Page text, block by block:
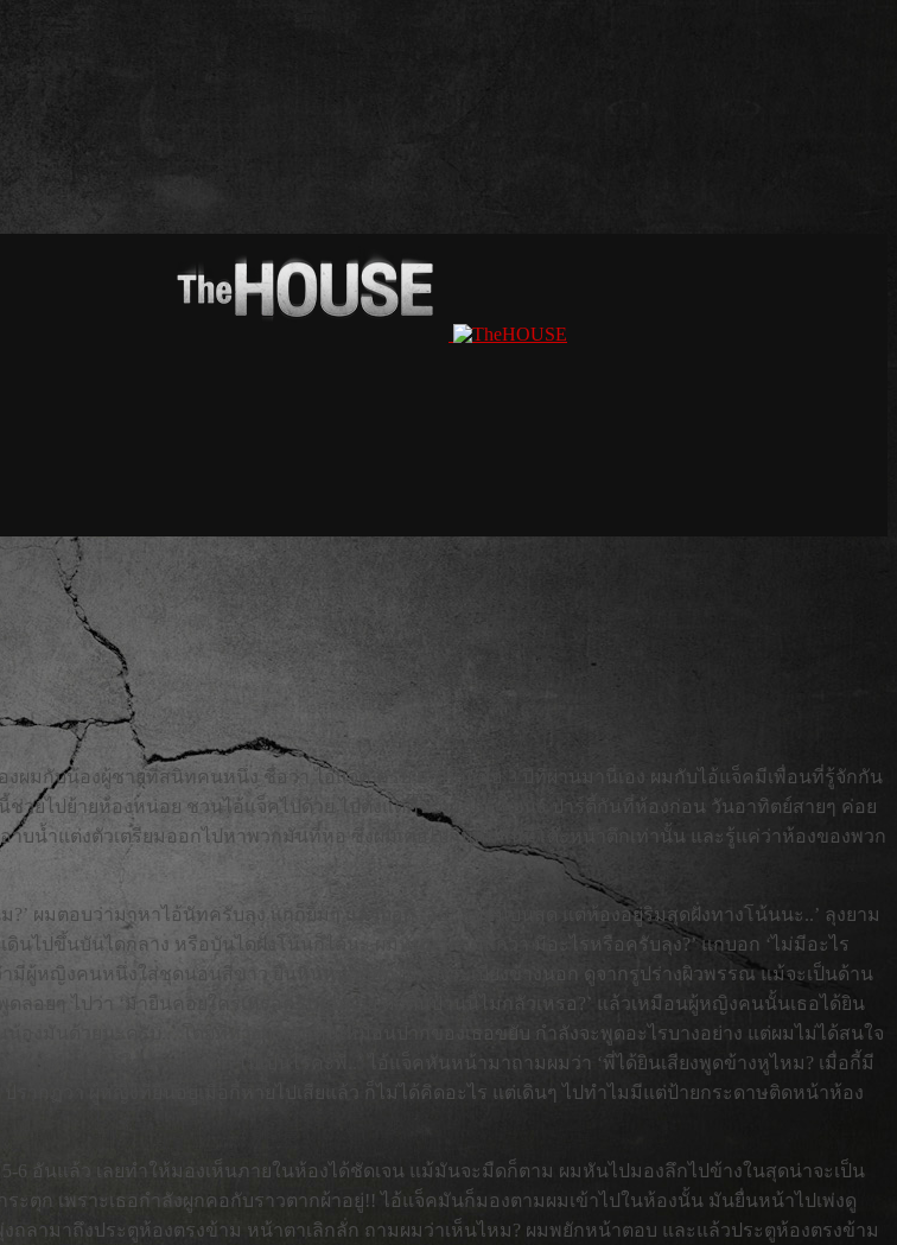
ผมกับน้องผู้ชายที่สนิทคนหนึ่ง ชื่อว่า ไอ้แจ็ค ครับ เกิดขึ้นเมื่อ 3 ปีที่ผ่านมานี่เอง ผมกับไอ้แจ็คมีเพื่อนที่รู้จักกัน
ยไปย้ายห้องหน่อย ชวนไอ้แจ็คไปด้วย ไปตั้งแต่คืนวันเสาร์เลยนะ ปาร์ตี้กันที่ห้องก่อน วันอาทิตย์สายๆ ค่อย
าบน้ำแต่งตัวเตรียมออกไปหาพวกมันที่หอ ซึ่งผมเคยไปกินดื่มกันที่โต๊ะหน้าตึกเท่านั้น และรู้แค่ว่าห้องของพวก
ผมตอบว่ามาหาไอ้นัทครับลุง แกก็ยิ้มๆ แล้วบอก ‘อือ! อยู่ชั้นบนสุด แต่ห้องอยู่ริมสุดฝั่งทางโน้นนะ..’ ลุงยาม
ไปขึ้นบันไดกลาง หรือบันไดฝั่งโน้นก็ได้นะ ผมหันมาถามแกว่า มีอะไรหรือครับลุง?’ แกบอก ‘ไม่มีอะไร
มีผู้หญิงคนหนึ่งใส่ชุดนอนสีขาว ยืนหันหน้าออกไปทางระเบียงข้างนอก ดูจากรูปร่างผิวพรรณ แม้จะเป็นด้าน
ลอยๆ ไปว่า ‘มายืนคอยใครเหรอครับคนสวย ดึกดื่นป่านนี้ไม่กลัวเหรอ?’ แล้วเหมือนผู้หญิงคนนั้นเธอได้ยิน
งมันด้วยนะครับ..’ โดยที่หางตาผมเห็นเหมือนปากของเธอขยับ กำลังจะพูดอะไรบางอย่าง แต่ผมไม่ได้สนใจ
งพูดกระซิบใส่ข้างๆ หูว่า ‘ไม่เป็นไรค่ะพี่..’ ไอ้แจ็คหันหน้ามาถามผมว่า ‘พี่ได้ยินเสียงพูดข้างหูไหม? เมื่อกี้มี
ากฏว่า ผู้หญิงที่ยืนอยู่เมื่อกี้หายไปเสียแล้ว ก็ไม่ได้คิดอะไร แต่เดินๆ ไปทำไมมีแต่ป้ายกระดาษติดหน้าห้อง
6 อันแล้ว เลยทำให้มองเห็นภายในห้องได้ชัดเจน แม้มันจะมืดก็ตาม ผมหันไปมองลึกไปข้างในสุดน่าจะเป็น
ตุก เพราะเธอกำลังผูกคอกับราวตากผ้าอยู่!! ไอ้แจ็คมันก็มองตามผมเข้าไปในห้องนั้น มันยื่นหน้าไปเพ่งดู
ลามาถึงประตูห้องตรงข้าม หน้าตาเลิกลั่ก ถามผมว่าเห็นไหม? ผมพยักหน้าตอบ และแล้วประตูห้องตรงข้าม